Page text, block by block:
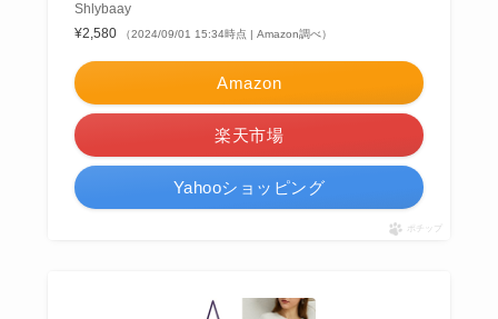
Shlybaay
¥2,580
（2024/09/01 15:34時点 | Amazon調べ）
Amazon
楽天市場
Yahooショッピング
ポチップ